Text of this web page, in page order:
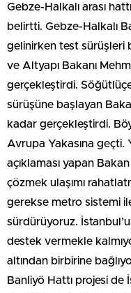
Gebze-Halkalı arası
belirtti. Gebze-Halkalı
gelinirken test sürüşleri
ve Altyapı Bakanı
gerçekleştirdi.
sürüşüne başlayan
kadar gerçekleştirdi.
Avrupa Yakasına geçti.
açıklaması yapan
çözmek ulaşımı
gerekse metro sistemi
sürdürüyoruz.
destek vermekle
altından birbirine
Banliyö Hattı projesi de